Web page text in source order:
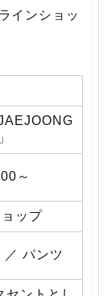
インショッ
～
ップ
／ パンツ